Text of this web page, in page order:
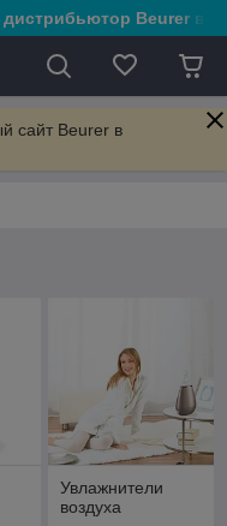
Beurer в
сайт Beurer в
Увлажнители
воздуха